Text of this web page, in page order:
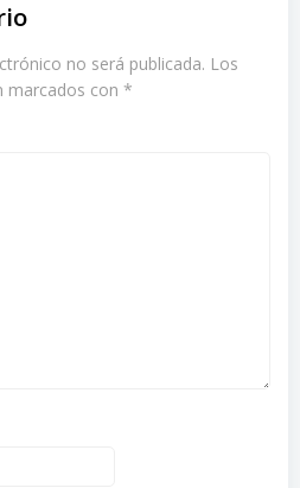
no será publicada. Los
marcados con *